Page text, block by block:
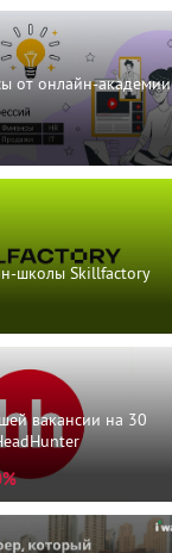
от онлайн-академии
школы Skillfactory
вакансии на 30